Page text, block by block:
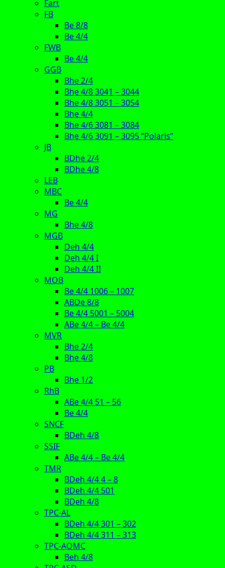
Fart
FB
Be 8/8
Be 4/4
FWB
Be 4/4
GGB
Bhe 2/4
Bhe 4/8 3041 – 3044
Bhe 4/8 3051 – 3054
Bhe 4/4
Bhe 4/6 3081 – 3084
Bhe 4/6 3091 – 3095 “Polaris”
JB
BDhe 2/4
BDhe 4/8
LEB
MBC
Be 4/4
MG
Bhe 4/8
MGB
Deh 4/4
Deh 4/4 I
Deh 4/4 II
MOB
Be 4/4 1006 – 1007
ABDe 8/8
Be 4/4 5001 – 5004
ABe 4/4 – Be 4/4
MVR
Bhe 2/4
Bhe 4/8
PB
Bhe 1/2
RhB
ABe 4/4 51 – 56
Be 4/4
SNCF
BDeh 4/8
SSIF
ABe 4/4 – Be 4/4
TMR
BDeh 4/4 4 – 8
BDeh 4/4 501
BDeh 4/8
TPC-AL
BDeh 4/4 301 – 302
BDeh 4/4 311 – 313
TPC-AOMC
Beh 4/8